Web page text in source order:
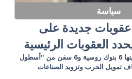
سياسة
عقوبات جديدة على
العقوبات الرئيسية
العقوبات تشمل 19 كياناً بينها 6 بنوك روسية و6 سفن من "أسطول
تمويل الحرب وتزويد الصناعات